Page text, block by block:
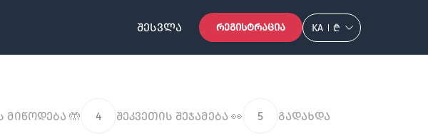
ᲨᲔᲡᲕᲚᲐ ᲠᲔᲒᲘᲡᲢᲠᲐᲪᲘᲐ KA ₾
მიწოდება 🤲 4 შეკვეთის შეჯამება 👀 5 გადახდა